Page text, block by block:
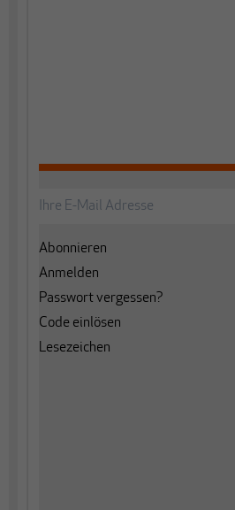
Abonnieren
Anmelden
Passwort vergessen?
Code einlösen
Lesezeichen